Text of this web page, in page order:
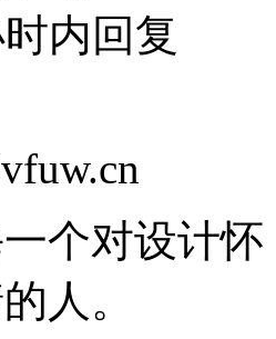
内回复
个对设计怀
人。